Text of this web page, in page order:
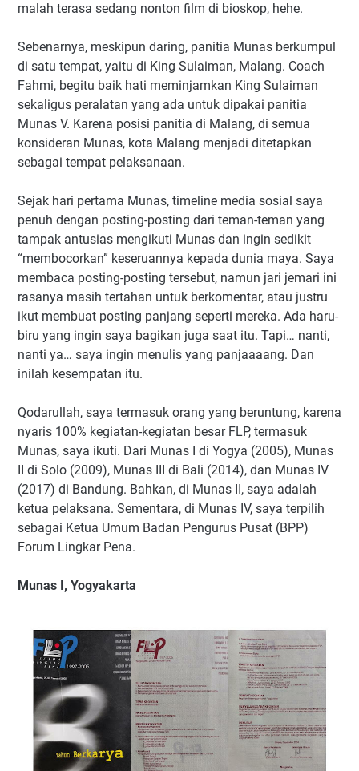
malah terasa sedang nonton film di bioskop, hehe.
Sebenarnya, meskipun daring, panitia Munas berkumpul
di satu tempat, yaitu di King Sulaiman, Malang. Coach
Fahmi, begitu baik hati meminjamkan King Sulaiman
sekaligus peralatan yang ada untuk dipakai panitia
Munas V. Karena posisi panitia di Malang, di semua
konsideran Munas, kota Malang menjadi ditetapkan
sebagai tempat pelaksanaan.
Sejak hari pertama Munas, timeline media sosial saya
penuh dengan posting-posting dari teman-teman yang
tampak antusias mengikuti Munas dan ingin sedikit
“membocorkan” keseruannya kepada dunia maya. Saya
membaca posting-posting tersebut, namun jari jemari ini
rasanya masih tertahan untuk berkomentar, atau justru
ikut membuat posting panjang seperti mereka. Ada haru-
biru yang ingin saya bagikan juga saat itu. Tapi… nanti,
nanti ya… saya ingin menulis yang panjaaaang. Dan
inilah kesempatan itu.
Qodarullah, saya termasuk orang yang beruntung, karena
nyaris 100% kegiatan-kegiatan besar FLP, termasuk
Munas, saya ikuti. Dari Munas I di Yogya (2005), Munas
II di Solo (2009), Munas III di Bali (2014), dan Munas IV
(2017) di Bandung. Bahkan, di Munas II, saya adalah
ketua pelaksana. Sementara, di Munas IV, saya terpilih
sebagai Ketua Umum Badan Pengurus Pusat (BPP)
Forum Lingkar Pena.
Munas I, Yogyakarta